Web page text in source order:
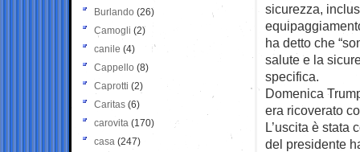
sicurezza,
ha detto che
salute e la
specifica.
Domenica
era ricoverato
L’uscita è stata
del presidente
Burlando (26)
Camogli (2)
canile (4)
Cappello (8)
Caprotti (2)
Caritas (6)
carovita (170)
casa (247)